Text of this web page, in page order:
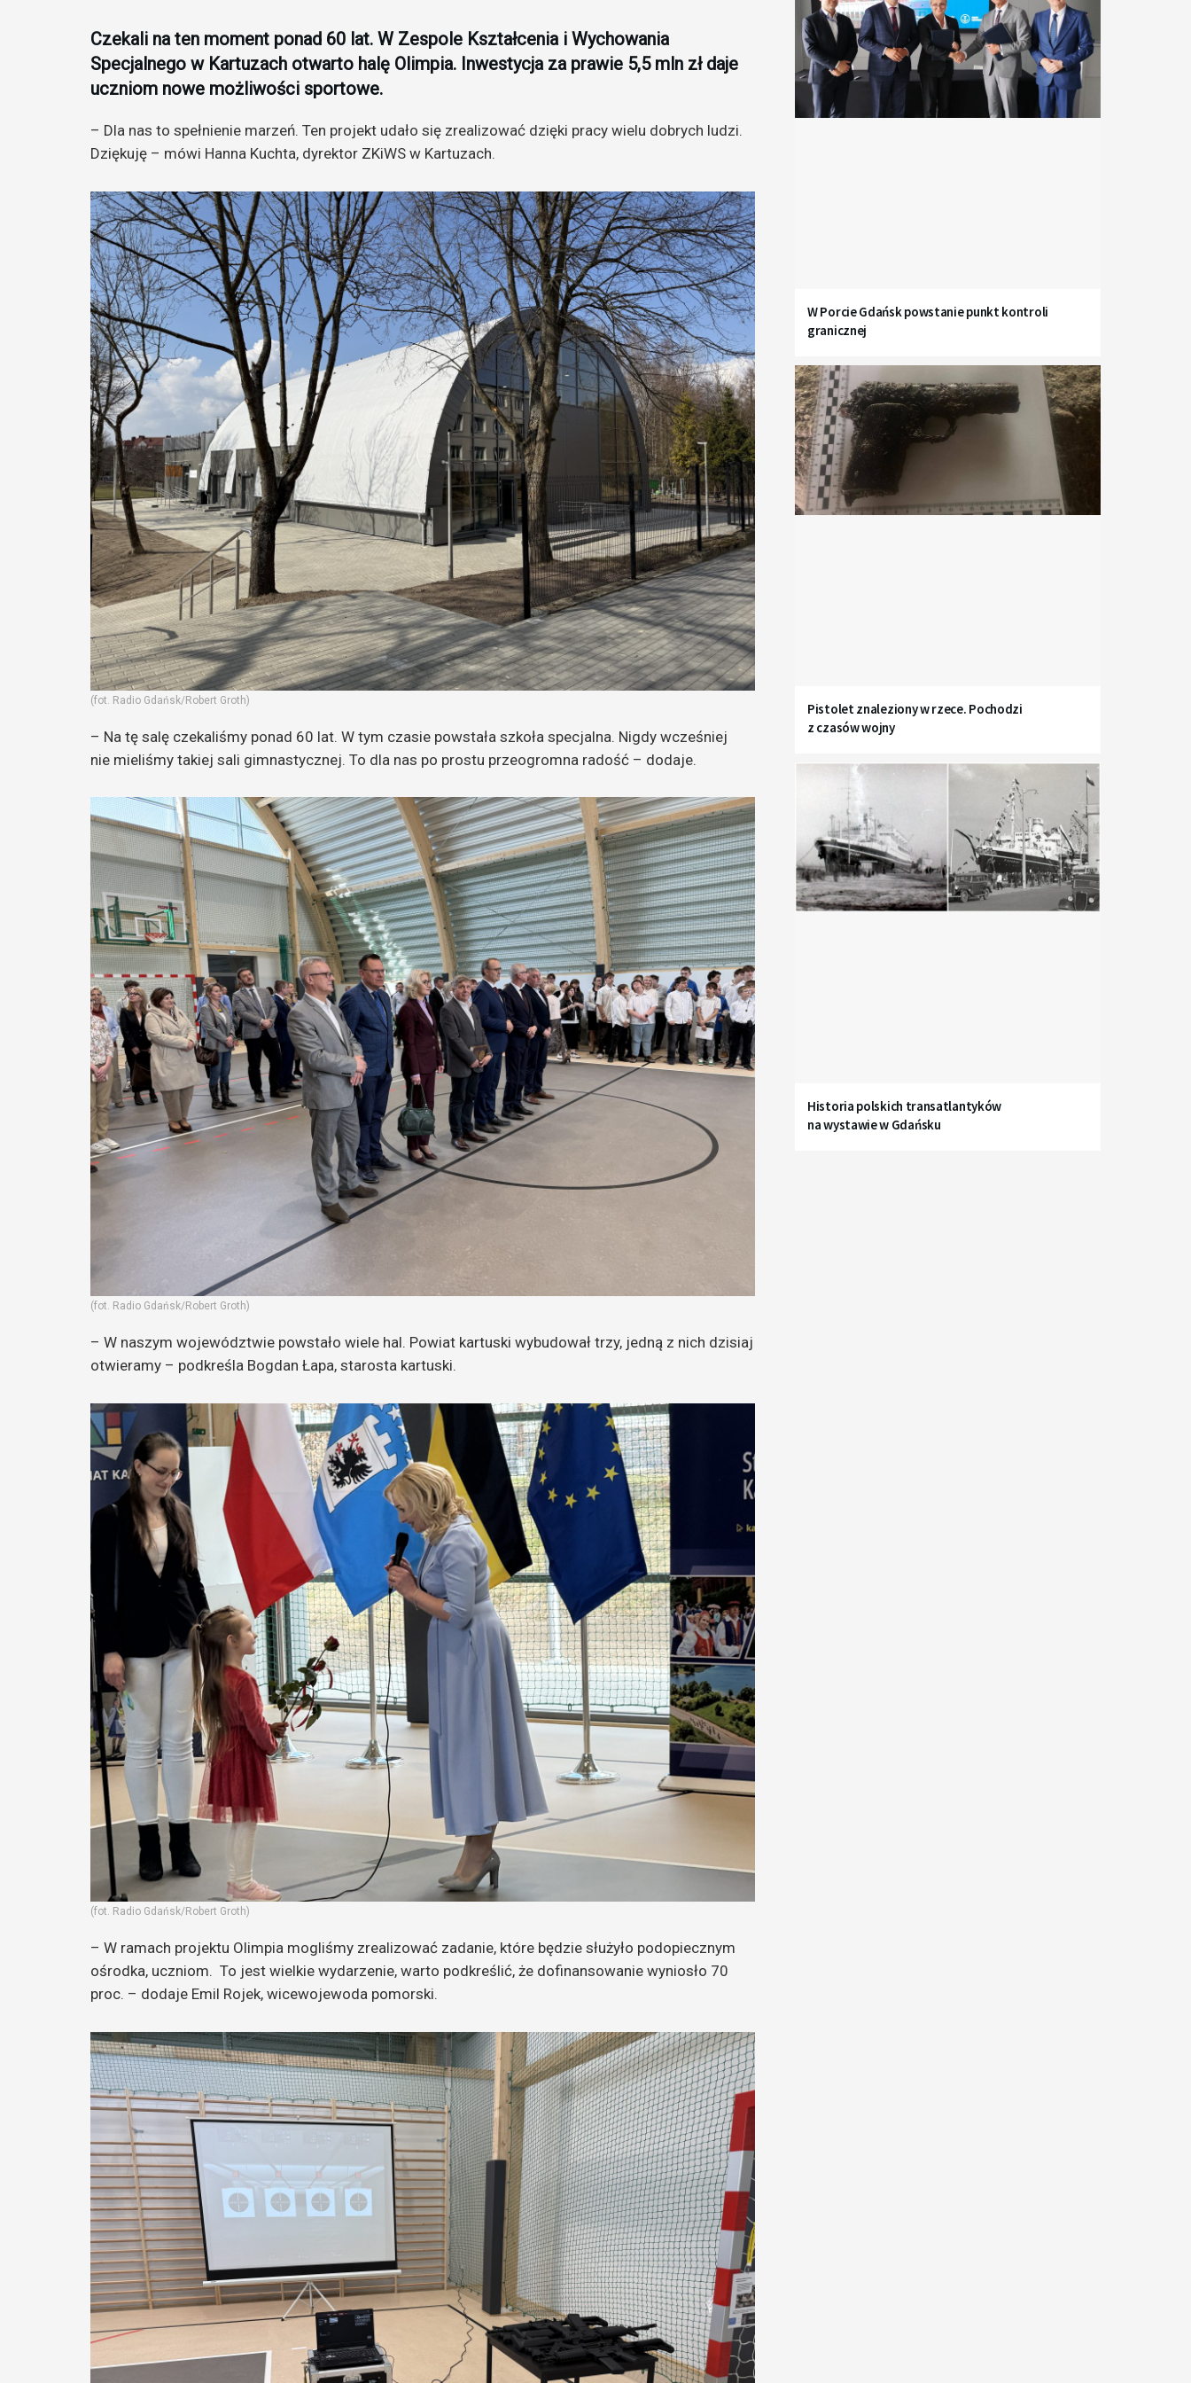
Czekali na ten moment ponad 60 lat. W Zespole Kształcenia i Wychowania
Specjalnego w Kartuzach otwarto halę Olimpia. Inwestycja za prawie 5,5 mln zł daje
uczniom nowe możliwości sportowe.
– Dla nas to spełnienie marzeń. Ten projekt udało się zrealizować dzięki pracy wielu dobrych ludzi.
Dziękuję – mówi Hanna Kuchta, dyrektor ZKiWS w Kartuzach.
(fot. Radio Gdańsk/Robert Groth)
– Na tę salę czekaliśmy ponad 60 lat. W tym czasie powstała szkoła specjalna. Nigdy wcześniej
nie mieliśmy takiej sali gimnastycznej. To dla nas po prostu przeogromna radość – dodaje.
(fot. Radio Gdańsk/Robert Groth)
– W naszym województwie powstało wiele hal. Powiat kartuski wybudował trzy, jedną z nich dzisiaj
otwieramy – podkreśla Bogdan Łapa, starosta kartuski.
(fot. Radio Gdańsk/Robert Groth)
– W ramach projektu Olimpia mogliśmy zrealizować zadanie, które będzie służyło podopiecznym
ośrodka, uczniom. To jest wielkie wydarzenie, warto podkreślić, że dofinansowanie wyniosło 70
proc. – dodaje Emil Rojek, wicewojewoda pomorski.
W Porcie Gdańsk powstanie punkt kontroli
granicznej
Pistolet znaleziony w rzece. Pochodzi
z czasów wojny
Historia polskich transatlantyków
na wystawie w Gdańsku